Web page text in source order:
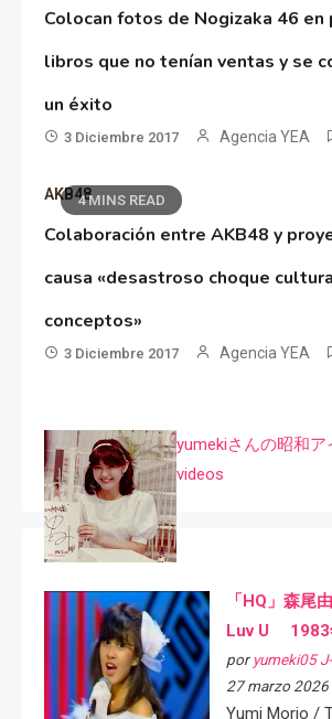
Colocan fotos de Nogizaka 46 en
libros que no tenían ventas y se
un éxito
3 Diciembre 2017 Agencia YEA
4 MINS READ
AKB48
Colaboración entre AKB48 y
causa «desastroso choque
conceptos»
3 Diciembre 2017 Agencia YEA
yumekiさんの昭和
videos
「HQ」森尾
Luv U 1983
por yumeki05
27 marzo 2026
Yumi Morio /